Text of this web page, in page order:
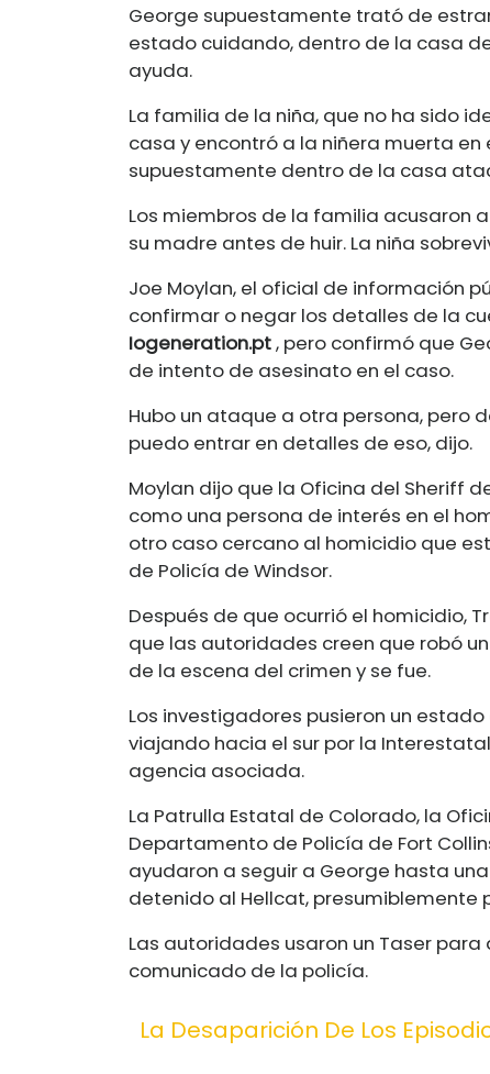
George supuestamente trató de
estado cuidando, dentro de la casa
ayuda.
La familia de la niña, que no ha sido
casa y encontró a la niñera muerta
supuestamente dentro de la casa
Los miembros de la familia acusaron
su madre antes de huir. La niña
Joe Moylan, el oficial de información
confirmar o negar los detalles de la
Iogeneration.pt, pero confirmó que
de intento de asesinato en el caso.
Hubo un ataque a otra persona, pero
puedo entrar en detalles de eso, dijo.
Moylan dijo que la Oficina del Sheriff
como una persona de interés en el
otro caso cercano al homicidio que
de Policía de Windsor.
Después de que ocurrió el homicidio,
que las autoridades creen que robó
de la escena del crimen y se fue.
Los investigadores pusieron un estado
viajando hacia el sur por la
agencia asociada.
La Patrulla Estatal de Colorado, la
Departamento de Policía de Fort
ayudaron a seguir a George hasta
detenido al Hellcat, presumiblemente
Las autoridades usaron un Taser
comunicado de la policía.
La Desaparición De Los